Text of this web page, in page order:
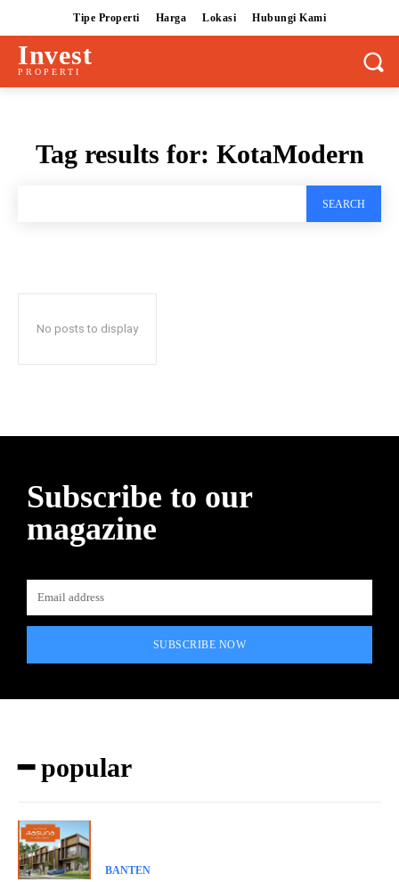
Tipe Properti Harga Lokasi Hubungi Kami
Invest
PROPERTI
Tag results for: KotaModern
SEARCH
No posts to display
Subscribe to our
magazine
SUBSCRIBE NOW
━ popular
BANTEN